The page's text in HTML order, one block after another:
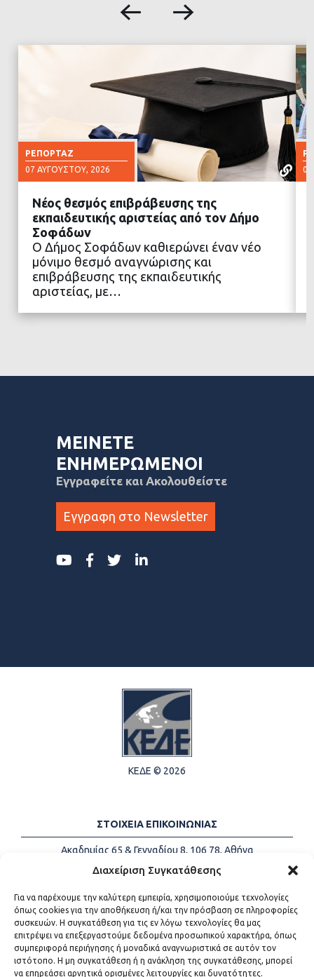
Διαχείριση Συγκατάθεσης
Για να παρέχουμε την καλύτερη εμπειρία, χρησιμοποιούμε τεχνολογίες
όπως cookies για την αποθήκευση ή/και την πρόσβαση σε πληροφορίες
συσκευών. Η συγκατάθεση για τις εν λόγω τεχνολογίες θα μας
επιτρέψει να επεξεργαστούμε δεδομένα προσωπικού χαρακτήρα, όπως
συμπεριφορά περιήγησης ή μοναδικά αναγνωριστικά σε αυτόν τον
ιστότοπο. Η μη συγκατάθεση ή η ανάκληση της συγκατάθεσης, μπορεί
να επηρεάσει αρνητικά ορισμένες λειτουργίες και δυνατότητες.
ΡΕΠΟΡΤΆΖ
07 ΑΥΓΟΎΣΤΟΥ, 2026
ΔΙΑΒΑΣΤΕ ΠΕΡΙΣΣΟΤΕΡΑ
Νέος θεσμός επιβράβευσης της
εκπαιδευτικής αριστείας από τον Δήμο
Σοφάδων
Ο Δήμος Σοφάδων καθιερώνει έναν νέο
μόνιμο θεσμό αναγνώρισης και
επιβράβευσης της εκπαιδευτικής
αριστείας, με…
ΜΕΙΝΕΤΕ
ΕΝΗΜΕΡΩΜΕΝΟΙ
Εγγραφείτε και Ακολουθείστε
Εγγραφη στο Newsletter
ΚΕΔΕ © 2026
ΣΤΟΙΧΕΙΑ ΕΠΙΚΟΙΝΩΝΙΑΣ
Ακαδημίας 65 & Γενναδίου 8, 106 78, Αθήνα
Τηλέφωνα:
+30 213-2147500
Email:
info@kede.gr
ΧΡΗΣΙΜΟΙ ΣΥΝΔΕΣΜΟΙ
Η ΚΕΔΕ